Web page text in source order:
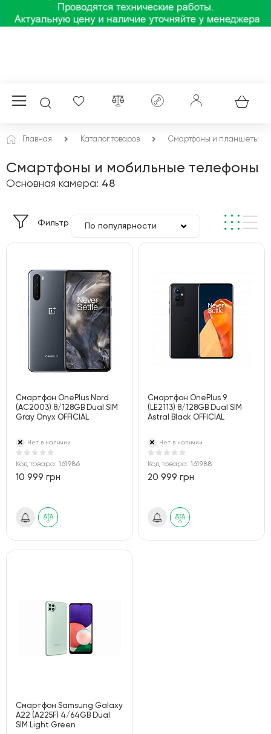
Главная Каталог товаров Смартфоны и планшеты
Смартфоны и мобильные телефоны
Основная камера: 48
Фильтр
По алфавиту
По популярности
Смартфон OnePlus Nord
(AC2003) 8/128GB Dual SIM
Gray Onyx OFFICIAL
Нет в наличии
Код товара: 161986
10 999 грн
Смартфон OnePlus 9
(LE2113) 8/128GB Dual SIM
Astral Black OFFICIAL
Нет в наличии
Код товара:161988
20 999 грн
Смартфон Samsung Galaxy
A22 (A225F) 4/64GB Dual
SIM Light Green